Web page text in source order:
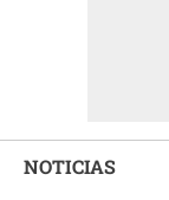
NOTICIAS